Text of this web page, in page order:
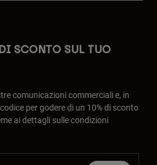
SCONTO SUL TUO
comunicazioni commerciali e, in
per godere di un 10% di sconto
ai dettagli sulle condizioni